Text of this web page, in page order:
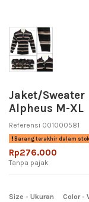
Jaket/Sweater
Alpheus M-XL
Referensi 001000581
Barang terakhir dalam stok
Rp276.000
Tanpa pajak
Size - Ukuran
Color -